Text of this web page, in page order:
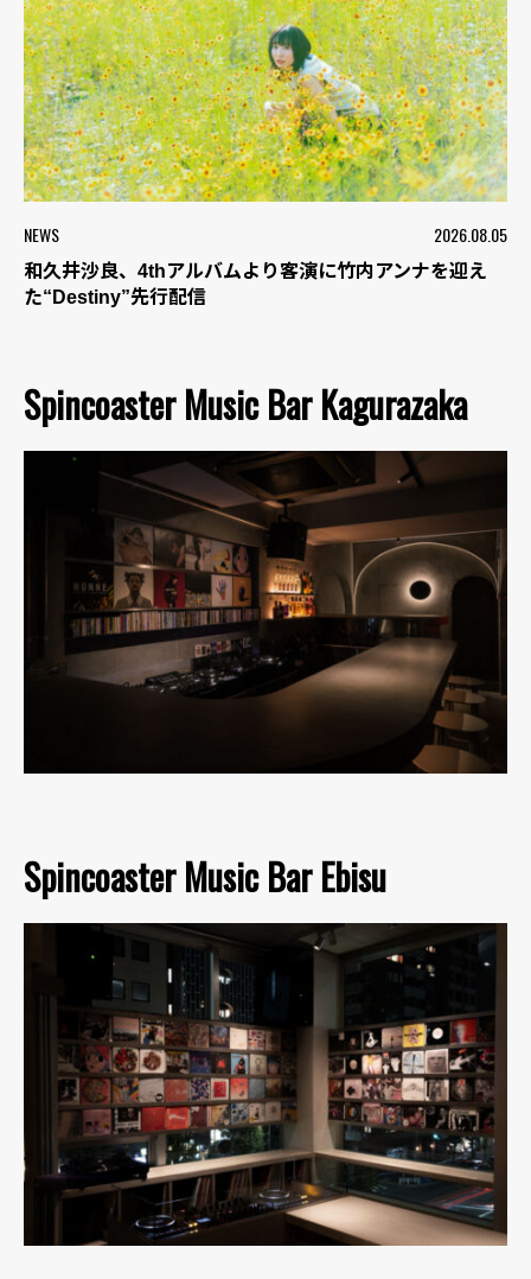
NEWS 2026.08.05
和久井沙良、4thアルバムより客演に竹内アンナを迎え
た“Destiny”先行配信
Spincoaster Music Bar Kagurazaka
Spincoaster Music Bar Ebisu